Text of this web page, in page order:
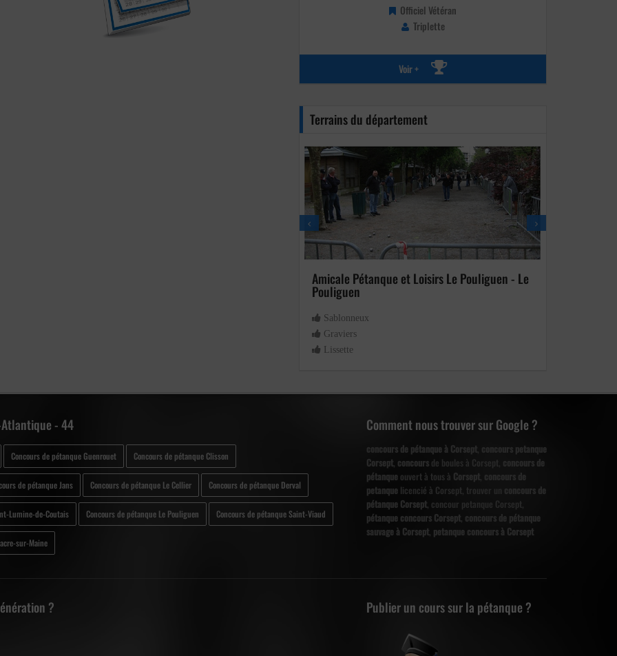
Officiel Vétéran
Triplette
Voir +
Terrains du département
Amicale Pétanque et Loisirs Le Pouliguen - Le
Pouliguen
Sablonneux
Graviers
Lissette
- 44
Concours de pétanque Guenrouet Concours de pétanque Clisson
de pétanque Jans Concours de pétanque Le Cellier Concours de pétanque Derval
Lumine-de-Coutais Concours de pétanque Le Pouliguen Concours de pétanque Saint-Viaud
sur-Maine
Comment nous trouver sur Google ?
concours de pétanque à Corsept, concours petanque
Corsept, concoursde boules à Corsept,
concours de
pétanqueouvert à tous à Corsept,
concours de
petanquelicencié à Corsept, trouver un
concours de
pétanque Corsept, concour petanque Corsept,
pétanque concours Corsept, concours de pétanque
sauvage à Corsept, petanque concours à Corsept
? Publier un cours sur la pétanque ?